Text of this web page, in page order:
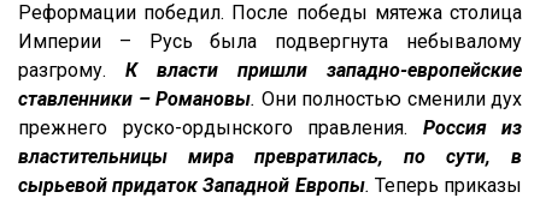
Реформации победил. После победы мятежа столица
Империи – Русь была подвергнута небывалому
разгрому. К власти пришли западно-европейские
ставленники – Романовы. Они полностью сменили дух
прежнего руско-ордынского правления. Россия из
властительницы мира превратилась, по сути, в
сырьевой придаток Западной Европы. Теперь приказы